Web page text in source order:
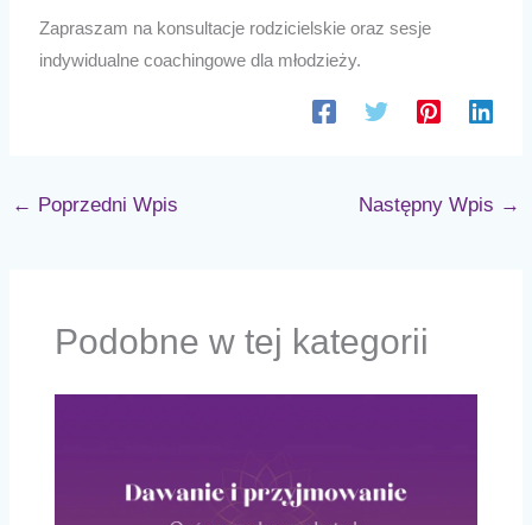
Zapraszam na konsultacje rodzicielskie oraz sesje
indywidualne coachingowe dla młodzieży.
← Poprzedni Wpis Następny Wpis →
Podobne w tej kategorii